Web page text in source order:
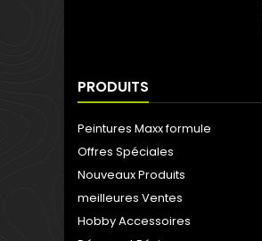
PRODUITS
Peintures Maxx formule
Offres Spéciales
Nouveaux Produits
meilleures Ventes
Hobby Accessoires